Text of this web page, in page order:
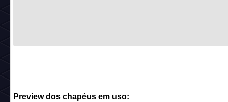
Preview dos chapéus em uso: